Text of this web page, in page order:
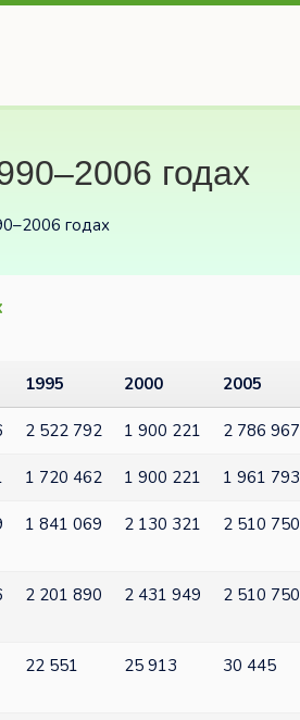
годах
годах
1995 2000 2005
2 522 792 1 900 221 2 786 967
1 720 462 1 900 221 1 961 793
1 841 069 2 130 321 2 510 750
2 201 890 2 431 949 2 510 750
22 551 25 913 30 445